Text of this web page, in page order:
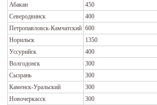
Абакан
450
Северодвинск
400
Петропавловск-Камчатский 600
Норильск
1350
Уссурийск
400
Волгодонск
300
Сызрань
300
Каменск-Уральский
300
Новочеркасск
300